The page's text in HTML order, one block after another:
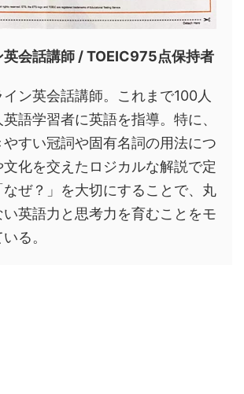
英会話講師 / TOEIC975点保持者
ン英会話講師。これまで100人
語学習者に英語を指導。特に、
すい冠詞や固有名詞の用法につ
化を交えたロジカルな解説で定
ぜ？」を大切にすることで、丸
英語力と思考力を育むことをモ
る。